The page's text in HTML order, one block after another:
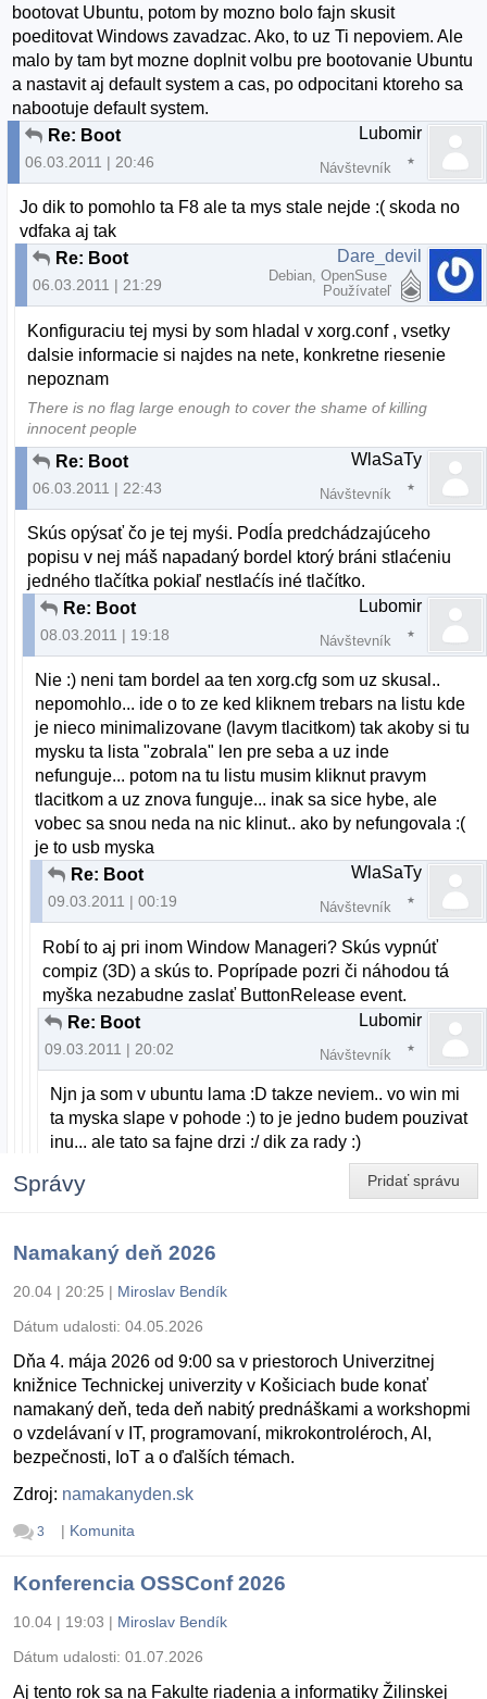
bootovat Ubuntu, potom by mozno bolo fajn skusit
poeditovat Windows zavadzac. Ako, to uz Ti nepoviem. Ale
malo by tam byt mozne doplnit volbu pre bootovanie Ubuntu
a nastavit aj default system a cas, po odpocitani ktoreho sa
nabootuje default system.
Re: Boot
06.03.2011 | 20:46
Lubomir
Návštevník
Jo dik to pomohlo ta F8 ale ta mys stale nejde :( skoda no
vdfaka aj tak
Re: Boot
06.03.2011 | 21:29
Dare_devil
Debian, OpenSuse
Používateľ
Konfiguraciu tej mysi by som hladal v xorg.conf , vsetky
dalsie informacie si najdes na nete, konkretne riesenie
nepoznam
There is no flag large enough to cover the shame of killing
innocent people
Re: Boot
06.03.2011 | 22:43
WlaSaTy
Návštevník
Skús opýsať čo je tej myśi. Podĺa predchádzajúceho
popisu v nej máš napadaný bordel ktorý bráni stlaćeniu
jedného tlačítka pokiaľ nestlaćís iné tlačítko.
Re: Boot
08.03.2011 | 19:18
Lubomir
Návštevník
Nie :) neni tam bordel aa ten xorg.cfg som uz skusal..
nepomohlo... ide o to ze ked kliknem trebars na listu kde
je nieco minimalizovane (lavym tlacitkom) tak akoby si tu
mysku ta lista "zobrala" len pre seba a uz inde
nefunguje... potom na tu listu musim kliknut pravym
tlacitkom a uz znova funguje... inak sa sice hybe, ale
vobec sa snou neda na nic klinut.. ako by nefungovala :(
je to usb myska
Re: Boot
09.03.2011 | 00:19
WlaSaTy
Návštevník
Robí to aj pri inom Window Manageri? Skús vypnúť
compiz (3D) a skús to. Poprípade pozri či náhodou tá
myška nezabudne zaslať ButtonRelease event.
Re: Boot
09.03.2011 | 20:02
Lubomir
Návštevník
Njn ja som v ubuntu lama :D takze neviem.. vo win mi
ta myska slape v pohode :) to je jedno budem pouzivat
inu... ale tato sa fajne drzi :/ dik za rady :)
Pridať správu
Správy
Namakaný deň 2026
20.04 | 20:25 | Miroslav Bendík
Dátum udalosti: 04.05.2026
Dňa 4. mája 2026 od 9:00 sa v priestoroch Univerzitnej
knižnice Technickej univerzity v Košiciach bude konať
namakaný deň, teda deň nabitý prednáškami a workshopmi
o vzdelávaní v IT, programovaní, mikrokontroléroch, AI,
bezpečnosti, IoT a o ďalších témach.
Zdroj: namakanyden.sk
3 | Komunita
Konferencia OSSConf 2026
10.04 | 19:03 | Miroslav Bendík
Dátum udalosti: 01.07.2026
Aj tento rok sa na Fakulte riadenia a informatiky Žilinskej